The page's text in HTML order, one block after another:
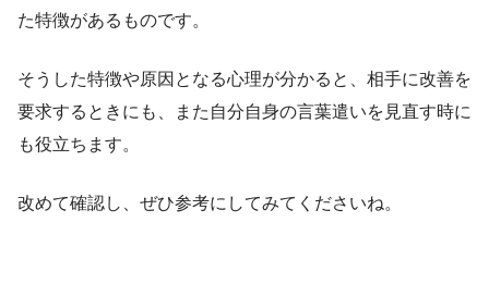
た特徴があるものです。
そうした特徴や原因となる心理が分かると、相手に改善を
要求するときにも、また自分自身の言葉遣いを見直す時に
も役立ちます。
改めて確認し、ぜひ参考にしてみてくださいね。